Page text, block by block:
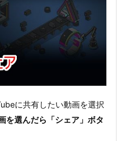
に共有したい動画を選択
を選んだら「シェア」ボタ